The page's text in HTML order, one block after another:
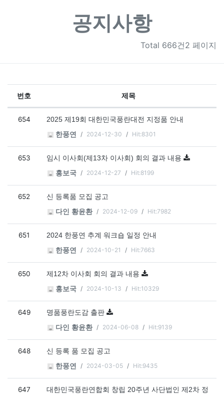
공지사항
Total 666건2 페이지
번호 제목
654
2025 제19회 대한민국풍란대전 지정품 안내
한풍연
2024-12-30 Hit:8301
653
임시 이사회(제13차 이사회) 회의 결과 내용
홍보국
2024-12-27 Hit:8199
652
신 등록품 모집 공고
다인 황윤환
2024-12-09 Hit:7982
651
2024 한풍연 추계 워크숍 일정 안내
한풍연
2024-10-21 Hit:7663
650
제12차 이사회 회의 결과 내용
홍보국
2024-10-13 Hit:10329
649
명품풍란도감 출판
다인 황윤환
2024-06-08 Hit:9139
648
신 등록 품 모집 공고
한풍연
2024-03-05 Hit:9435
647
대한민국풍란연합회 창립 20주년 사단법인 제2차 정